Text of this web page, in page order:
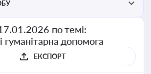
по темі:
гуманітарна допомога
ЕКСПОРТ